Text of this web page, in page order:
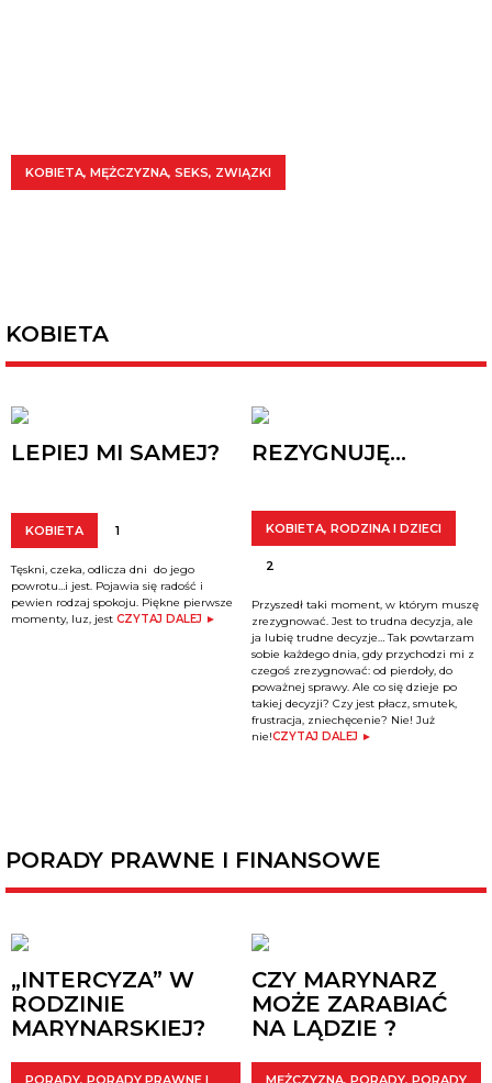
KOBIETA, MĘŻCZYZNA, SEKS, ZWIĄZKI
ZWIĄZKI
ZWIĄZKI
KOBIETA
LEPIEJ MI SAMEJ?
KOBIETA 1
Tęskni, czeka, odlicza dni do jego
powrotu…i jest. Pojawia się radość i
pewien rodzaj spokoju. Piękne pierwsze
momenty, luz, jest CZYTAJ DALEJ ►
REZYGNUJĘ…
KOBIETA, RODZINA I DZIECI
2
Przyszedł taki moment, w którym muszę
zrezygnować. Jest to trudna decyzja, ale
ja lubię trudne decyzje… Tak powtarzam
sobie każdego dnia, gdy przychodzi mi z
czegoś zrezygnować: od pierdoły, do
poważnej sprawy. Ale co się dzieje po
takiej decyzji? Czy jest płacz, smutek,
frustracja, zniechęcenie? Nie! Już
nie!CZYTAJ DALEJ ►
PORADY PRAWNE I FINANSOWE
„INTERCYZA” W
RODZINIE
MARYNARSKIEJ?
PORADY, PORADY PRAWNE I
CZY MARYNARZ
MOŻE ZARABIAĆ
NA LĄDZIE ?
MĘŻCZYZNA, PORADY, PORADY